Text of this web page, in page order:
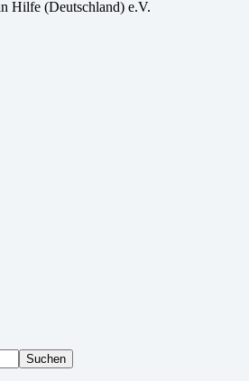
Hilfe (Deutschland) e.V.
Suchen